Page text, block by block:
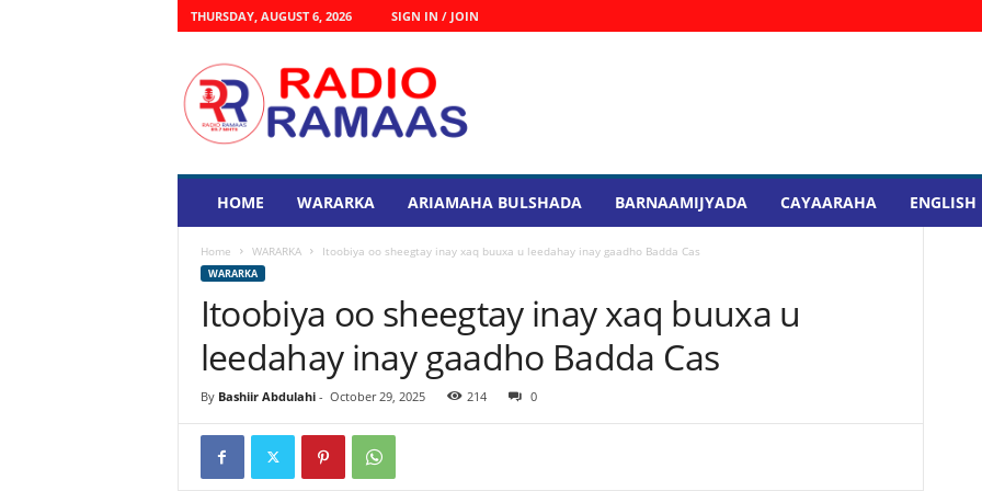
THURSDAY, AUGUST 6, 2026 SIGN IN / JOIN
d
HOME WARARKA ARIAMAHA BULSHADA BARNAAMIJYADA CAYAARAHA ENGLISH
Home WARARKA Itoobiya oo sheegtay inay xaq buuxa u leedahay inay gaadho Badda Cas
WARARKA
Itoobiya oo sheegtay inay xaq buuxa u
leedahay inay gaadho Badda Cas
By Bashiir Abdulahi- October 29, 2025 214 0